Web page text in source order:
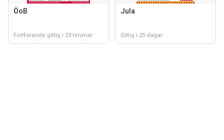
ÖoB
Fortfarande giltig i 23 timmar
Jula
Giltig i 25 dagar